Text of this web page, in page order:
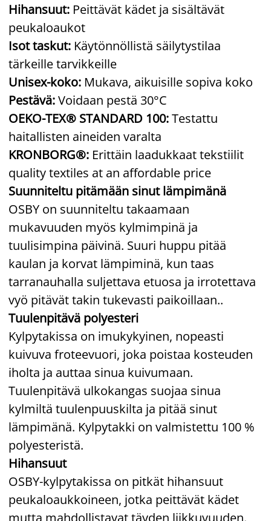
Hihansuut: Peittävät kädet ja sisältävät
peukaloaukot
Isot taskut: Käytönnöllistä säilytystilaa
tärkeille tarvikkeille
Unisex-koko: Mukava, aikuisille sopiva koko
Pestävä:Voidaan pestä 30°C
OEKO-TEX® STANDARD 100:Testattu
haitallisten aineiden varalta
KRONBORG®: Erittäin laadukkaat tekstiilit
quality textiles at an affordable price
Suunniteltu pitämään sinut lämpimänä
OSBY on suunniteltu takaamaan
mukavuuden myös kylmimpinä ja
tuulisimpina päivinä. Suuri huppu pitää
kaulan ja korvat lämpiminä, kun taas
tarranauhalla suljettava etuosa ja irrotettava
vyö pitävät takin tukevasti paikoillaan..
Tuulenpitävä polyesteri
Kylpytakissa on imukykyinen, nopeasti
kuivuva froteevuori, joka poistaa kosteuden
iholta ja auttaa sinua kuivumaan.
Tuulenpitävä ulkokangas suojaa sinua
kylmiltä tuulenpuuskilta ja pitää sinut
lämpimänä. Kylpytakki on valmistettu 100 %
polyesteristä.
Hihansuut
OSBY-kylpytakissa on pitkät hihansuut
peukaloaukkoineen, jotka peittävät kädet
mutta mahdollistavat täyden liikkuvuuden.